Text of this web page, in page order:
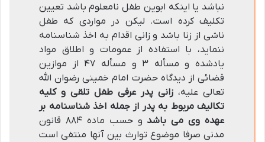
نباشد یا اینکه ابوین طفل نامعلوم باشد تعیین
تکلیف کرده است. لیکن در مواردی که طفل
ناشی از زنا باشد و زانی اقدام به اخذ شناسنامه
ننماید، با استفاده از عمومات و اطلاق مواد
یادشده و مسأله ۳ و مسأله ۴۷ از موازین
قضائی از دیدگاه حضرت امام خمینی رضوان الله
تعالی علیه، زانی پدر عرفی طفل تلقی و کلیه
تکالیف مربوط به پدر از جمله اخذ شناسنامه بر
عهده وی می باشد
و حسب ماده ۸۸۴ قانون
مدنی صرفا موضوع توارث بین آنها منتفی است